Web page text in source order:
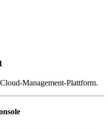
Management-Plattform.